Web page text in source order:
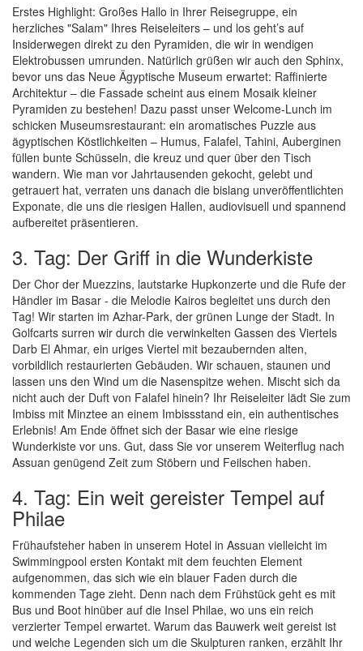
Erstes Highlight: Großes Hallo in Ihrer Reisegruppe, ein
herzliches "Salam" Ihres Reiseleiters – und los geht’s auf
Insiderwegen direkt zu den Pyramiden, die wir in wendigen
Elektrobussen umrunden. Natürlich grüßen wir auch den Sphinx,
bevor uns das Neue Ägyptische Museum erwartet: Raffinierte
Architektur – die Fassade scheint aus einem Mosaik kleiner
Pyramiden zu bestehen! Dazu passt unser Welcome-Lunch im
schicken Museumsrestaurant: ein aromatisches Puzzle aus
ägyptischen Köstlichkeiten – Humus, Falafel, Tahini, Auberginen
füllen bunte Schüsseln, die kreuz und quer über den Tisch
wandern. Wie man vor Jahrtausenden gekocht, gelebt und
getrauert hat, verraten uns danach die bislang unveröffentlichten
Exponate, die uns die riesigen Hallen, audiovisuell und spannend
aufbereitet präsentieren.
3. Tag: Der Griff in die Wunderkiste
Der Chor der Muezzins, lautstarke Hupkonzerte und die Rufe der
Händler im Basar - die Melodie Kairos begleitet uns durch den
Tag! Wir starten im Azhar-Park, der grünen Lunge der Stadt. In
Golfcarts surren wir durch die verwinkelten Gassen des Viertels
Darb El Ahmar, ein uriges Viertel mit bezaubernden alten,
vorbildlich restaurierten Gebäuden. Wir schauen, staunen und
lassen uns den Wind um die Nasenspitze wehen. Mischt sich da
nicht auch der Duft von Falafel hinein? Ihr Reiseleiter lädt Sie zum
Imbiss mit Minztee an einem Imbissstand ein, ein authentisches
Erlebnis! Am Ende öffnet sich der Basar wie eine riesige
Wunderkiste vor uns. Gut, dass Sie vor unserem Weiterflug nach
Assuan genügend Zeit zum Stöbern und Feilschen haben.
4. Tag: Ein weit gereister Tempel auf
Philae
Frühaufsteher haben in unserem Hotel in Assuan vielleicht im
Swimmingpool ersten Kontakt mit dem feuchten Element
aufgenommen, das sich wie ein blauer Faden durch die
kommenden Tage zieht. Denn nach dem Frühstück geht es mit
Bus und Boot hinüber auf die Insel Philae, wo uns ein reich
verzierter Tempel erwartet. Warum das Bauwerk weit gereist ist
und welche Legenden sich um die Skulpturen ranken, erzählt Ihr